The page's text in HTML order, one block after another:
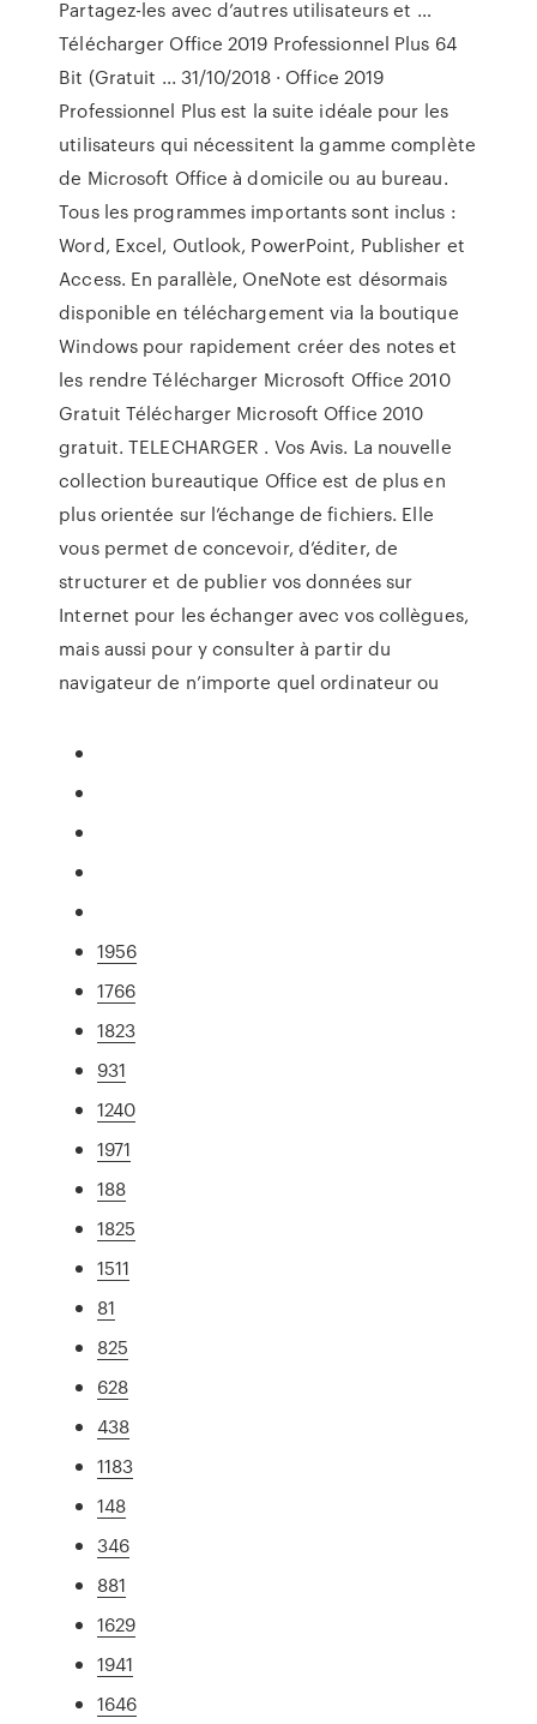
Partagez-les avec d’autres utilisateurs et …
Télécharger Office 2019 Professionnel Plus 64
Bit (Gratuit ... 31/10/2018 · Office 2019
Professionnel Plus est la suite idéale pour les
utilisateurs qui nécessitent la gamme complète
de Microsoft Office à domicile ou au bureau.
Tous les programmes importants sont inclus :
Word, Excel, Outlook, PowerPoint, Publisher et
Access. En parallèle, OneNote est désormais
disponible en téléchargement via la boutique
Windows pour rapidement créer des notes et
les rendre Télécharger Microsoft Office 2010
Gratuit Télécharger Microsoft Office 2010
gratuit. TELECHARGER . Vos Avis. La nouvelle
collection bureautique Office est de plus en
plus orientée sur l’échange de fichiers. Elle
vous permet de concevoir, d’éditer, de
structurer et de publier vos données sur
Internet pour les échanger avec vos collègues,
mais aussi pour y consulter à partir du
navigateur de n’importe quel ordinateur ou
1956
1766
1823
931
1240
1971
188
1825
1511
81
825
628
438
1183
148
346
881
1629
1941
1646